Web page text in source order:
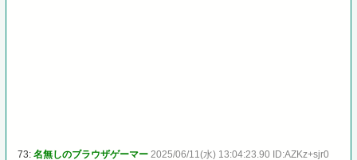
73:名無しのブラウザゲーマー 2025/06/11(水) 13:04:23.90 ID:AZKz+sjr0